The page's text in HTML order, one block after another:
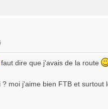
faut dire que j'avais de la route
moi j'aime bien FTB et